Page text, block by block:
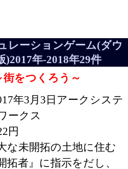
レーションゲーム(ダウ
)2017年-2018年29件
街をつくろう～
年3月3日アークシステ
ークス
円
な未開拓の土地に住む
拓者』に指示をだし、